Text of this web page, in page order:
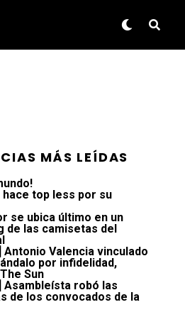
MÁS LEÍDAS
hace top less por su
se ubica último en un
de las camisetas del
Antonio Valencia vinculado
por infidelidad,
Sun
Asambleísta robó las
de los convocados de la